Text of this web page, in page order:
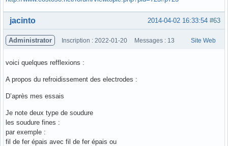
Hors ligne #63
2014-04-02 16:33:54
jacinto
Administrator Inscription : 2022-01-20 Messages : 13 Site Web
voici quelques refflexions :
A propos du refroidissement des electrodes :
D’après mes essais
Je note deux type de soudure
les soudure fines :
par exemple :
fil de fer épais avec fil de fer épais ou